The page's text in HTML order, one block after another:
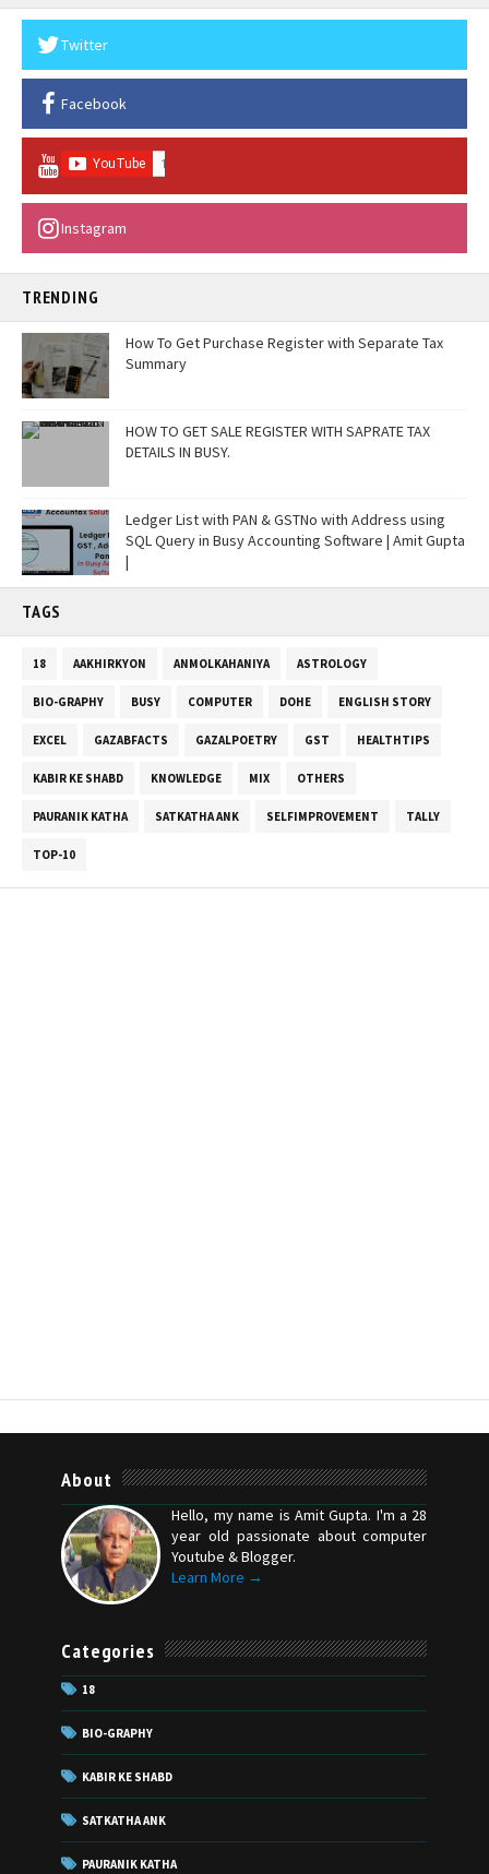
Twitter
Facebook
Instagram
TRENDING
How To Get Purchase Register with Separate Tax
Summary
HOW TO GET SALE REGISTER WITH SAPRATE TAX
DETAILS IN BUSY.
Ledger List with PAN & GSTNo with Address using
SQL Query in Busy Accounting Software | Amit Gupta
|
TAGS
18 AAKHIRKYON ANMOLKAHANIYA ASTROLOGY
BIO-GRAPHY BUSY COMPUTER DOHE ENGLISH STORY
EXCEL GAZABFACTS GAZALPOETRY GST HEALTHTIPS
KABIR KE SHABD KNOWLEDGE MIX OTHERS
PAURANIK KATHA SATKATHA ANK SELFIMPROVEMENT TALLY
TOP-10
About
Hello, my name is Amit Gupta. I'm a 28
year old passionate about computer
Youtube & Blogger.
Learn More →
Categories
18
BIO-GRAPHY
KABIR KE SHABD
SATKATHA ANK
PAURANIK KATHA